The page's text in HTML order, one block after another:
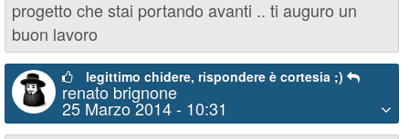
progetto che stai portando avanti .. ti auguro un
buon lavoro
legittimo chidere, rispondere è cortesia ;)
renato brignone
25 Marzo 2014 - 10:31